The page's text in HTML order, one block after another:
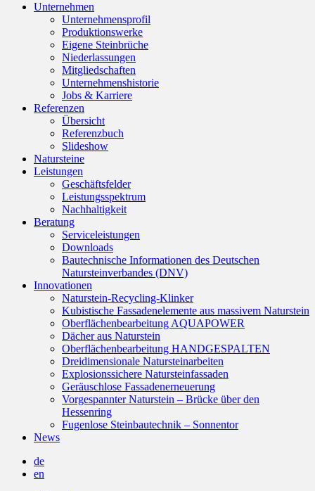
Unternehmen
Unternehmensprofil
Produktionswerke
Eigene Steinbrüche
Niederlassungen
Mitgliedschaften
Unternehmenshistorie
Jobs & Karriere
Referenzen
Übersicht
Referenzbuch
Slideshow
Natursteine
Leistungen
Geschäftsfelder
Leistungsspektrum
Nachhaltigkeit
Beratung
Serviceleistungen
Downloads
Bautechnische Informationen des Deutschen
Natursteinverbandes (DNV)
Innovationen
Naturstein-Recycling-Klinker
Kubistische Fassadenelemente aus massivem Naturstein
Oberflächenbearbeitung AQUAPOWER
Dächer aus Naturstein
Oberflächenbearbeitung HANDGESPALTEN
Dreidimensionale Natursteinarbeiten
Explosionssichere Natursteinfassaden
Geräuschlose Fassadenerneuerung
Vorgespannter Naturstein – Brücke über den
Hessenring
Fugenlose Steinbautechnik – Sonnentor
News
de
en